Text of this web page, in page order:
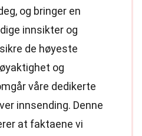
og bringer en
innsikter og
de høyeste
og
våre dedikerte
innsending. Denne
at faktaene vi